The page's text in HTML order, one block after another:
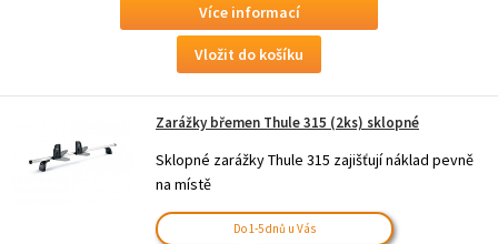
Více informací
Zarážky břemen Thule 315 (2ks) sklopné
Sklopné zarážky Thule 315 zajišťují náklad pevně
na místě
Do 1-5 dnů u Vás